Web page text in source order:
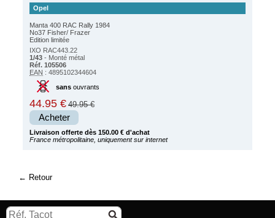
Opel
Manta 400 RAC Rally 1984
No37 Fisher/ Frazer
Edition limitée
IXO RAC443.22
1/43 - Monté métal
Réf. 105506
EAN : 4895102344604
sansouvrants
44.95 € 49.95 €
Acheter
Livraison offerte dès 150.00 € d'achat
France métropolitaine, uniquement sur internet
Retour